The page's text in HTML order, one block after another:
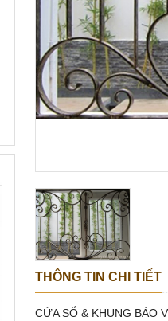
THÔNG TIN CHI TIẾT
CỬA SỔ & KHUNG BẢO